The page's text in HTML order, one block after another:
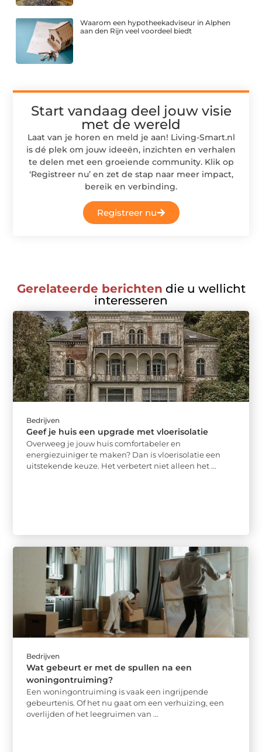
Waarom een hypotheekadviseur in Alphen
aan den Rijn veel voordeel biedt
Start vandaag deel jouw visie
met de wereld
Laat van je horen en meld je aan! Living-Smart.nl
is dé plek om jouw ideeën, inzichten en verhalen
te delen met een groeiende community. Klik op
‘Registreer nu’ en zet de stap naar meer impact,
bereik en verbinding.
Registreer nu
Gerelateerde berichten die u wellicht
interesseren
Bedrijven
Geef je huis een upgrade met vloerisolatie
Overweeg je jouw huis comfortabeler en
energiezuiniger te maken? Dan is vloerisolatie een
uitstekende keuze. Het verbetert niet alleen het ...
Bedrijven
Wat gebeurt er met de spullen na een
woningontruiming?
Een woningontruiming is vaak een ingrijpende
gebeurtenis. Of het nu gaat om een verhuizing, een
overlijden of het leegruimen van ...